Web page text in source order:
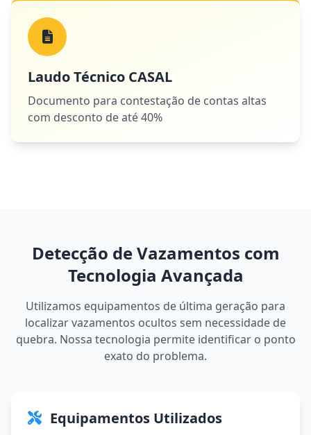
Laudo Técnico CASAL
Documento para contestação de contas altas
com desconto de até 40%
Detecção de Vazamentos com
Tecnologia Avançada
Utilizamos equipamentos de última geração para
localizar vazamentos ocultos sem necessidade de
quebra. Nossa tecnologia permite identificar o ponto
exato do problema.
Equipamentos Utilizados